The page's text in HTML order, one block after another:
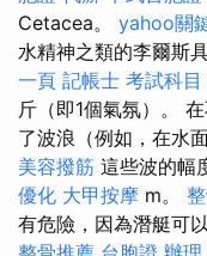
Cetacea。 yahoo關
水精神之類的李爾斯
一頁 記帳士 考試科目
斤（即1個氣氛）。
了波浪（例如，在水
美容撥筋 這些波的幅
優化 大甲按摩 m。
有危險，因為潛艇可